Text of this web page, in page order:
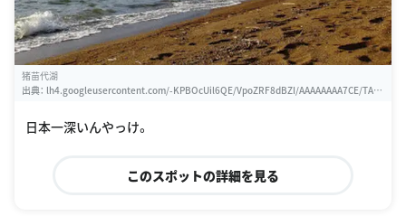
猪苗代湖
出典： lh4.googleusercontent.com/-KPBOcUil6QE/VpoZRF8dBZI/AAAAAAAA7CE/TAO
日本一深いんやっけ。
このスポットの詳細を見る